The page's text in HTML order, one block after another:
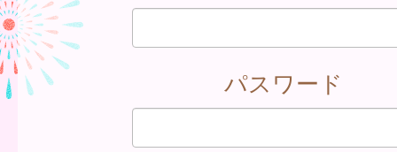
パスワード